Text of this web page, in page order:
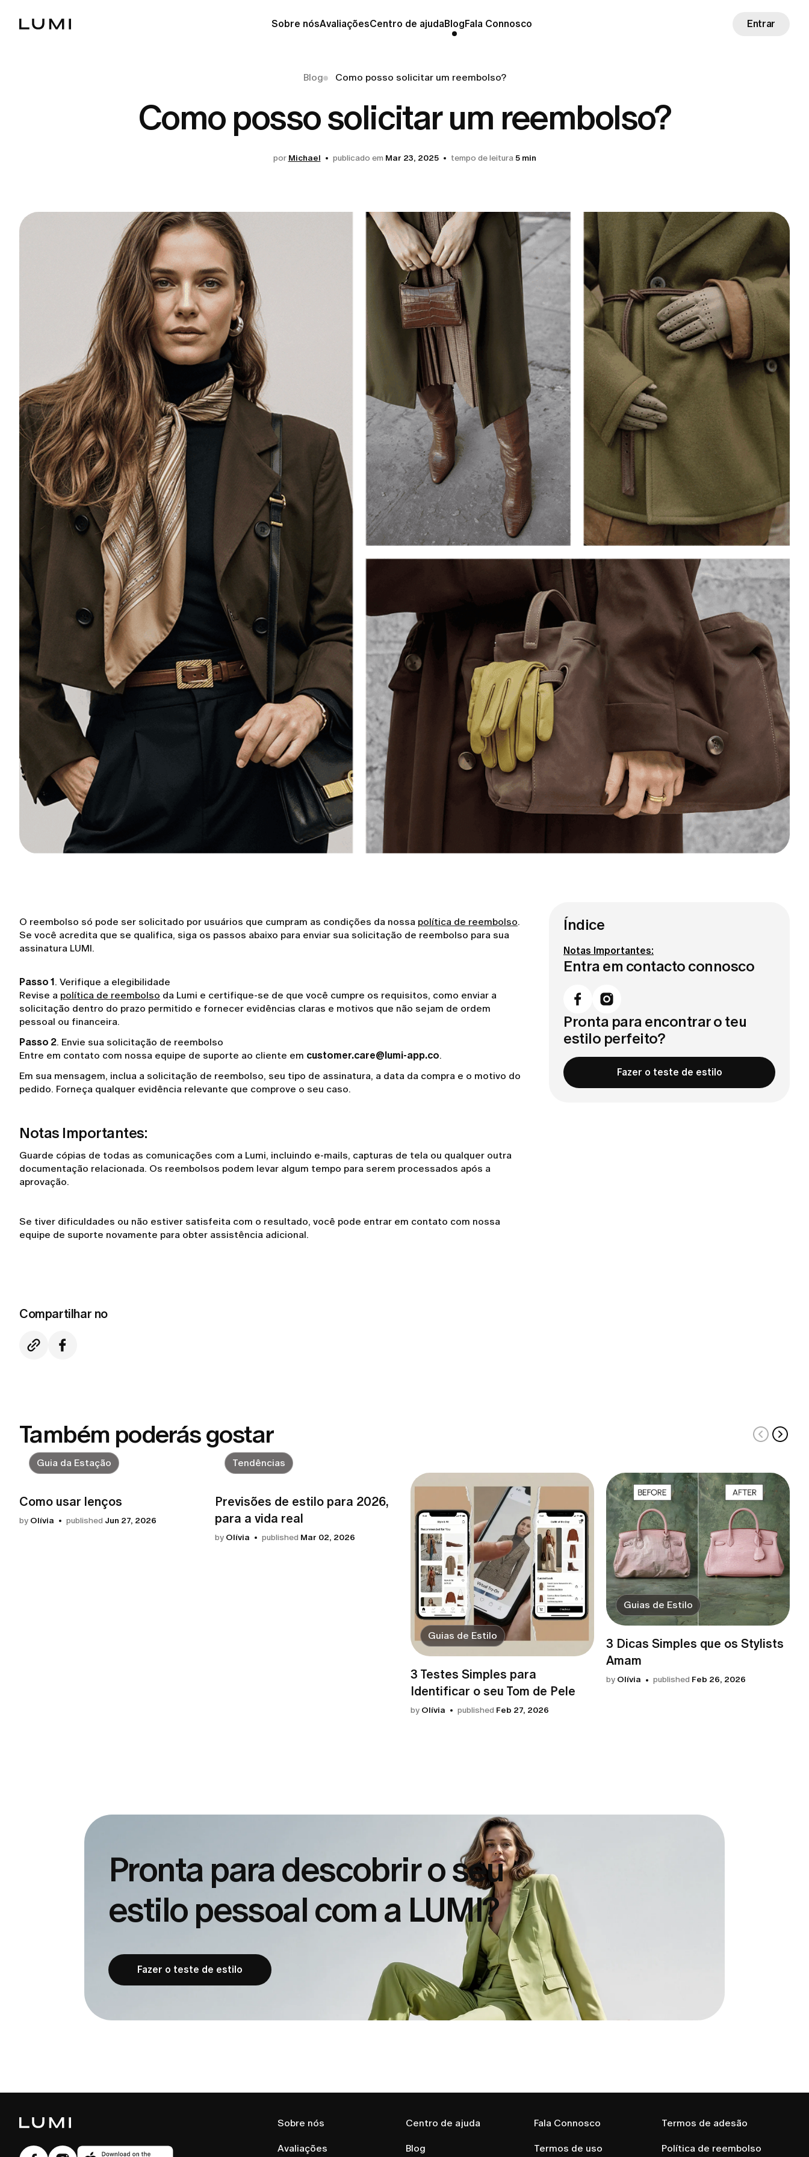
Sobre nósAvaliaçõesCentro de ajudaBlogFala Connosco Entrar
Blog Como posso solicitar um reembolso?
Como posso solicitar um reembolso?
por Michael publicado em Mar 23, 2025 tempo de leitura 5 min
O reembolso só pode ser solicitado por usuários que cumpram as condições da nossa política de reembolso.
Se você acredita que se qualifica, siga os passos abaixo para enviar sua solicitação de reembolso para sua
assinatura LUMI.
Passo 1. Verifique a elegibilidade
Revise a política de reembolso da Lumi e certifique-se de que você cumpre os requisitos, como enviar a
solicitação dentro do prazo permitido e fornecer evidências claras e motivos que não sejam de ordem
pessoal ou financeira.
Passo 2. Envie sua solicitação de reembolso
Entre em contato com nossa equipe de suporte ao cliente em customer.care@lumi-app.co.
Em sua mensagem, inclua a solicitação de reembolso, seu tipo de assinatura, a data da compra e o motivo do
pedido. Forneça qualquer evidência relevante que comprove o seu caso.
Notas Importantes:
Guarde cópias de todas as comunicações com a Lumi, incluindo e-mails, capturas de tela ou qualquer outra
documentação relacionada. Os reembolsos podem levar algum tempo para serem processados após a
aprovação.
Se tiver dificuldades ou não estiver satisfeita com o resultado, você pode entrar em contato com nossa
equipe de suporte novamente para obter assistência adicional.
Índice
Notas Importantes:
Entra em contacto connosco
Pronta para encontrar o teu
estilo perfeito?
Fazer o teste de estilo
Compartilhar no
Também poderás gostar
Guia da Estação
Como usar lenços
by Olívia published Jun 27, 2026
Tendências
Previsões de estilo para 2026,
para a vida real
by Olívia published Mar 02, 2026
Guias de Estilo
3 Testes Simples para
Identificar o seu Tom de Pele
by Olívia published Feb 27, 2026
Guias de Estilo
3 Dicas Simples que os Stylists
Amam
by Olívia published Feb 26, 2026
Pronta para descobrir o seu
estilo pessoal com a LUMI?
Fazer o teste de estilo
Sobre nós
Avaliações
Centro de ajuda
Blog
Fala Connosco
Termos de uso
Termos de adesão
Política de reembolso